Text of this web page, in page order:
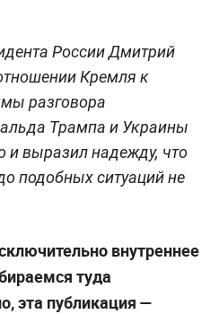
России Дмитрий
Кремля к
разговора
Трампа и Украины
и выразил надежду, что
подобных ситуаций не
внутреннее
туда
эта публикация —